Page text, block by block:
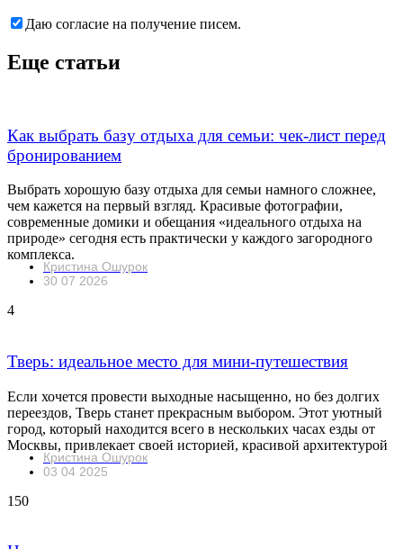
Даю согласие на получение писем.
Еще статьи
Как выбрать базу отдыха для семьи: чек-лист перед
бронированием
Выбрать хорошую базу отдыха для семьи намного сложнее,
чем кажется на первый взгляд. Красивые фотографии,
современные домики и обещания «идеального отдыха на
природе» сегодня есть практически у каждого загородного
комплекса.
Кристина Ошурок
30 07 2026
4
Тверь: идеальное место для мини-путешествия
Если хочется провести выходные насыщенно, но без долгих
переездов, Тверь станет прекрасным выбором. Этот уютный
город, который находится всего в нескольких часах езды от
Москвы, привлекает своей историей, красивой архитектурой
Кристина Ошурок
03 04 2025
150